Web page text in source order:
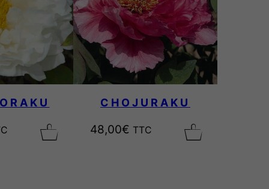
CHOJURAKU
48,00€ TTC